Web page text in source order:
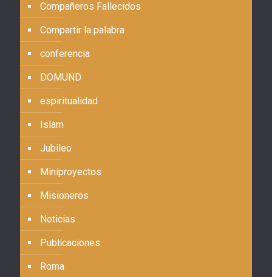
Compañeros Fallecidos
Compartir la palabra
conferencia
DOMUND
espiritualidad
Islam
Jubileo
Miniproyectos
Misioneros
Noticias
Publicaciones
Roma